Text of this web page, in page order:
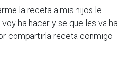
la receta a mis hijos le
ha hacer y se que les va ha
compartirla receta conmigo